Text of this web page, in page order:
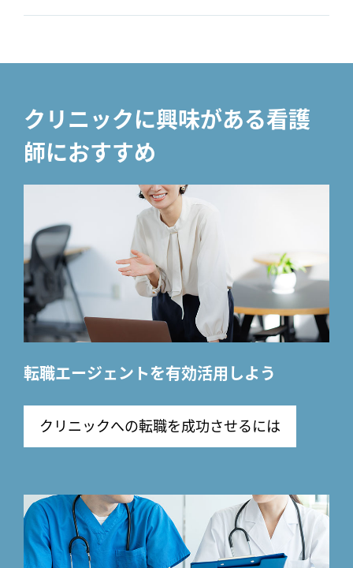
クリニックに興味がある看護
師におすすめ
転職エージェントを有効活用しよう
クリニックへの転職を成功させるには